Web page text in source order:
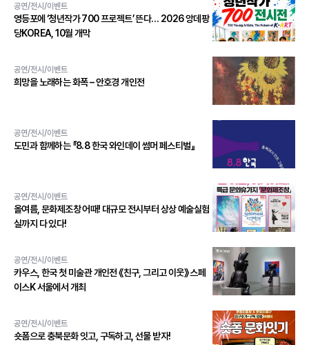
공연/전시/이벤트
영등포에 ‘청년작가 700 프로젝트’ 뜬다… 2026 앙데팡
당KOREA, 10월 개막
공연/전시/이벤트
희망을 노래하는 화폭 – 안호경 개인전
공연/전시/이벤트
도민과 함께하는 『8.8 한국 와인데이 썸머 페스티벌』
공연/전시/이벤트
올여름, 문화제조창 어때! 대규모 전시부터 상상 예술실험
실까지 다 있다!
공연/전시/이벤트
카우스, 한국 첫 미술관 개인전 《친구, 그리고 이웃》 스페
이스K 서울에서 개최
공연/전시/이벤트
숏폼으로 충북문화 잇고, 구독하고, 선물 받자!